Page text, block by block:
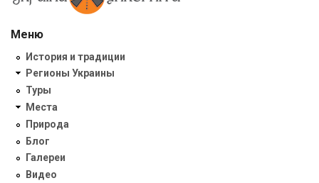
Меню
История и традиции
Регионы Украины
Туры
Места
Природа
Блог
Галереи
Видео